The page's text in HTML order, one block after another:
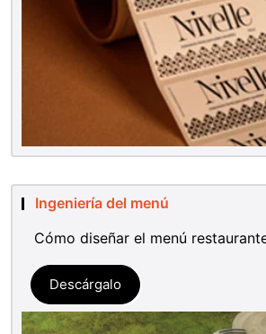
Ingeniería del menú
Cómo diseñar el menú
Descárgalo